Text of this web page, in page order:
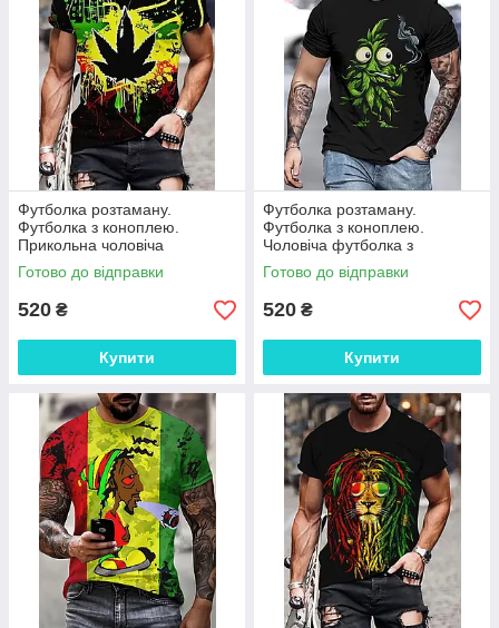
Футболка розтаману.
Футболка з коноплею.
Прикольна чоловіча
футболка з листом конопель
Готово до відправки
520 ₴
Купити
Футболка розтаману.
Футболка з коноплею.
Чоловіча футболка з
прикольним листом конопель
Готово до відправки
520 ₴
Купити